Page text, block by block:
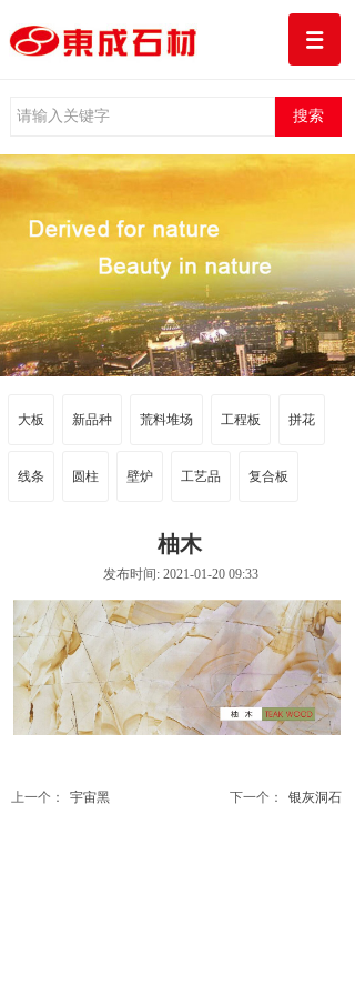
搜索
大板 新品种 荒料堆场 工程板 拼花
线条 圆柱 壁炉 工艺品 复合板
柚木
发布时间: 2021-01-20 09:33
上一个： 宇宙黑 下一个： 银灰洞石